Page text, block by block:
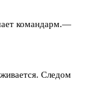
командарм.—
Следом